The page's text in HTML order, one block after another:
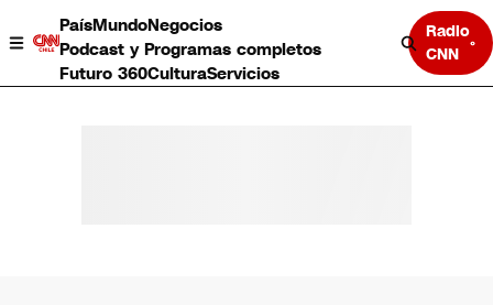
PaísMundoNegocios
Podcast y Programas completos
Futuro 360CulturaServicios
Radio
CNN